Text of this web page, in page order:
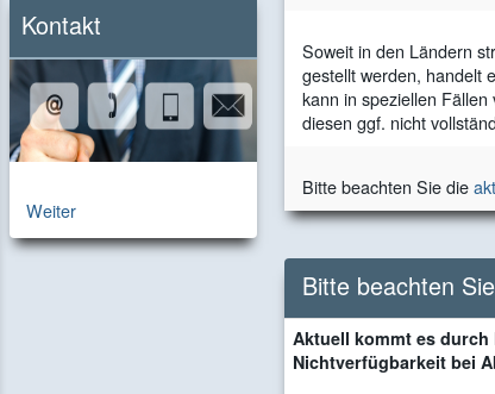
Kontakt
Weiterzur
Kontaktseite
Soweit in den Ländern
gestellt werden, handelt
kann in speziellen
diesen ggf. nicht
Bitte beachten Sie die
Bitte beachten
Aktuell kommt es
Nichtverfügbarkeit bei